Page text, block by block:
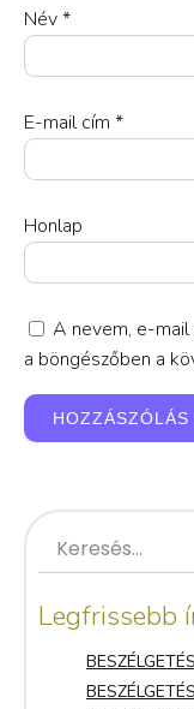
Név*
E-mail cím *
Honlap
A nevem, e-
a böngészőben a
Legfrissebb